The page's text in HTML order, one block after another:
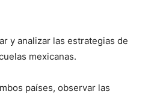
y analizar las estrategias de
mexicanas.
países, observar las